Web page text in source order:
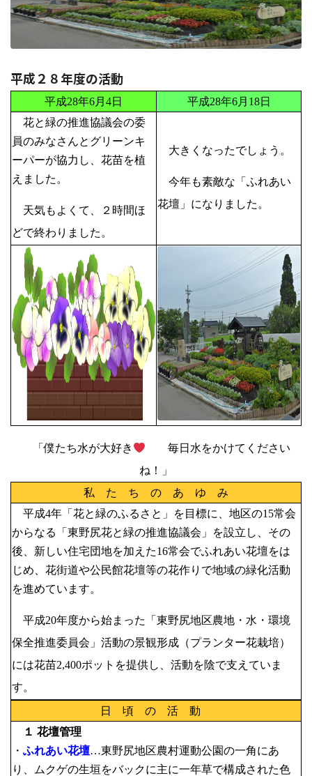
平成２８年度の活動
平成28年6月4日
平成28年6月18日
花と緑の推進協議会の委
員のみなさんとグリーンキ
ーパーが協力し、花苗を植
えました。
天気もよくて、２時間ほ
どで終わりました。
大きくなったでしょう。
今年も素敵な「ふれあい
花壇」になりました。
「僕たち水が大好き
毎日水をかけてください
ね！」
私 た ち の あ ゆ み
平成4年「花と緑のふるさと」を目標に、地区の15常会
からなる「東野尻花と緑の推進協議会」を設立し、その
後、新しい住宅団地を加えた16常会でふれあい花壇をは
じめ、花街道や公民館花壇等の花作りで地域の緑化活動
を進めています。
平成20年度から始まった「東野尻地区農地・水・環境
保全推進委員会」活動の景観形成（プランター花栽培）
には花苗2,400ポットを提供し、活動を陰で支えていま
す。
日 頃 の 活 動
１ 花壇管理
・ ふれあい花壇…東野尻地区農村運動公園の一角にあ
り、ムクゲの生垣をバックに主に一年草で構成された色